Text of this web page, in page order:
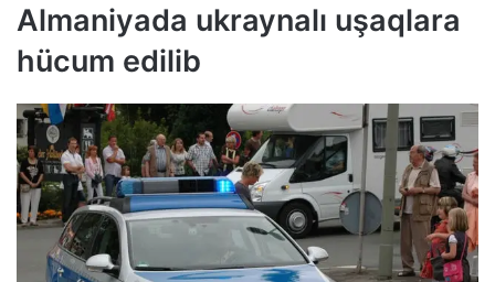
Almaniyada ukraynalı uşaqlara
hücum edilib